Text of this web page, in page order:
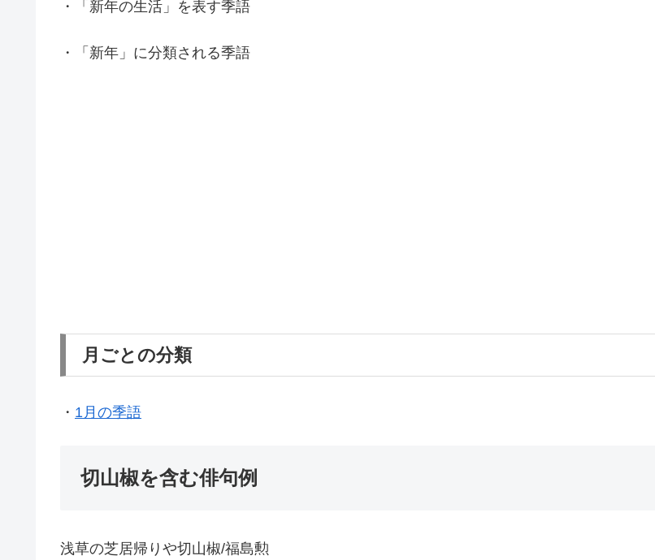
・「新年の生活」を表す季語
・「新年」に分類される季語
月ごとの分類
・ 1月の季語
切山椒を含む俳句例
浅草の芝居帰りや切山椒/福島勲